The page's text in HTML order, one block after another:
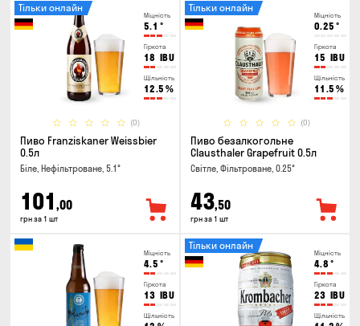
Міцність
5.1 °
Гіркота
18 IBU
Щільність
12.5 %
(0)
Тільки онлайн
Пиво Franziskaner Weissbier
0.5л
Біле, Нефільтроване, 5.1°
101 ,00
грн за 1 шт
Міцність
0.25 °
Гіркота
15 IBU
Щільність
11.5 %
(0)
Тільки онлайн
Пиво безалкогольне
Clausthaler Grapefruit 0.5л
Світле, Фільтроване, 0.25°
43,50
грн за 1 шт
Міцність
4.5 °
Гіркота
13 IBU
Щільність
Міцність
4.8 °
Гіркота
23 IBU
Щільність
Тільки онлайн